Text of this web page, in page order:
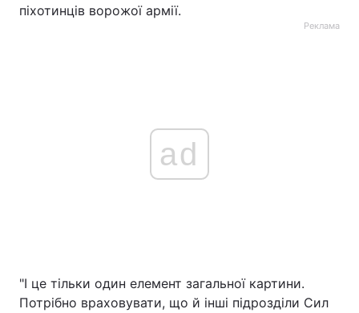
піхотинців ворожої армії.
Реклама
ad
"І це тільки один елемент загальної картини.
Потрібно враховувати, що й інші підрозділи Сил